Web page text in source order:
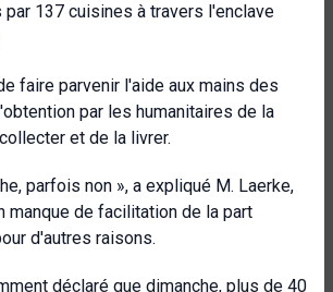
137 cuisines à travers l'enclave
faire parvenir l'aide aux mains des
par les humanitaires de la
et de la livrer.
parfois non », a expliqué M. Laerke,
manque de facilitation de la part
d'autres raisons.
déclaré que dimanche, plus de 40